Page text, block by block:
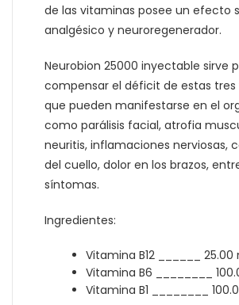
de las vitaminas posee un efecto
analgésico y neuroregenerador.
Neurobion 25000 inyectable sirve
compensar el déficit de estas
que pueden manifestarse en el
como parálisis facial, atrofia
neuritis, inflamaciones nerviosas,
del cuello, dolor en los brazos,
síntomas.
Ingredientes:
Vitamina B12 ______ 25.00
Vitamina B6 ________
Vitamina B1 ________